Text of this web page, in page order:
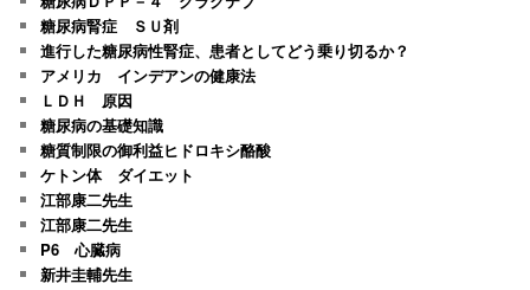
糖尿病腎症 ＳＵ剤
進行した糖尿病性腎症、患者としてどう乗り切るか？
アメリカ インデアンの健康法
ＬＤＨ 原因
糖尿病の基礎知識
糖質制限の御利益ヒドロキシ酪酸
ケトン体 ダイエット
江部康二先生
江部康二先生
P6 心臓病
新井圭輔先生